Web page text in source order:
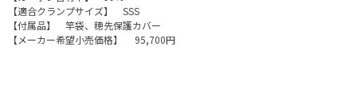
【適合クランプサイズ】 SSS
【付属品】 竿袋、穂先保護カバー
【メーカー希望小売価格】 95,700円